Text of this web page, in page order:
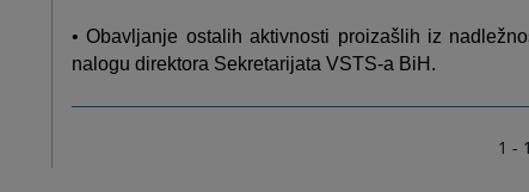
• Obavljanje ostalih aktivnosti proizašlih iz
nalogu direktora Sekretarijata VSTS-a BiH.
1 -